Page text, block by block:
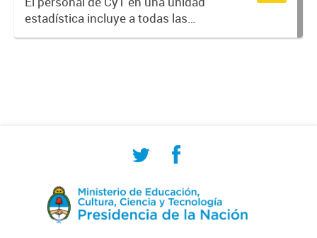
estadística incluye a todas las
personas involucradas